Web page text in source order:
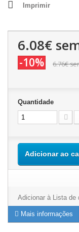
Imprimir
6.08€
-10% 6.76€
Quantidade
Adicionar ao
Adicionar à Lista de
Mais informações